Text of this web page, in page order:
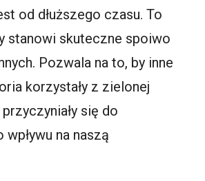
od dłuższego czasu. To
stanowi skuteczne spoiwo
Pozwala na to, by inne
korzystały z zielonej
się do
wpływu na naszą